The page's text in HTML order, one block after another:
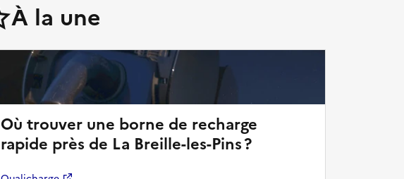
À la une
Où trouver une borne de recharge
rapide près de La Breille-les-Pins ?